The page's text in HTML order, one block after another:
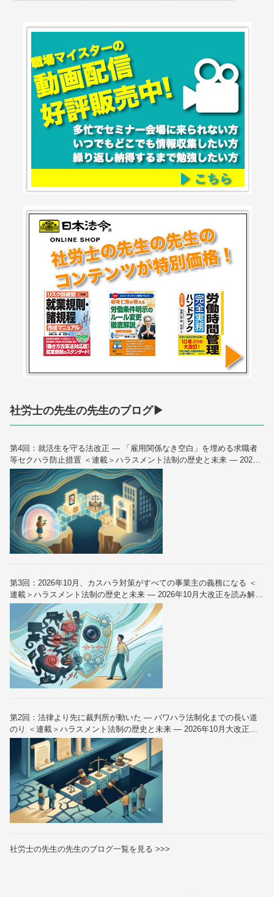
社労士の先生の先生のブログ▶
第4回：就活生を守る法改正 — 「雇用関係なき空白」を埋める求職者
等セクハラ防止措置 ＜連載＞ハラスメント法制の歴史と未来 — 2026
年10月大改正を読み解く（全6回）
第3回：2026年10月、カスハラ対策がすべての事業主の義務になる ＜
連載＞ハラスメント法制の歴史と未来 — 2026年10月大改正を読み解く
（全6回）
第2回：法律より先に裁判所が動いた — パワハラ法制化までの長い道
のり ＜連載＞ハラスメント法制の歴史と未来 — 2026年10月大改正を
読み解く（全6回）
社労士の先生の先生のブログ一覧を見る >>>